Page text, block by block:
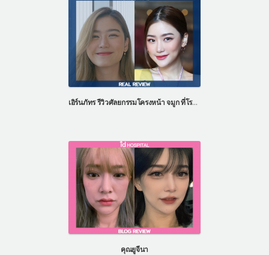
เอิร์นภัทร รีวิวศัลยกรรมโครงหน้า จมูก ที่โรงพยาบาลไอดี ประเทศเกาหลี
คุณยูจีนา